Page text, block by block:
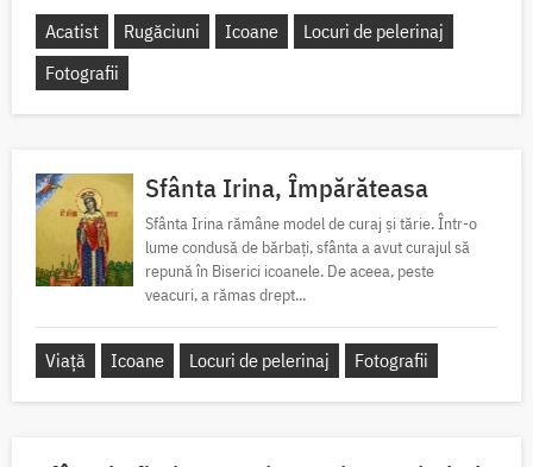
Acatist Rugăciuni Icoane
Locuri de pelerinaj
Fotografii
Sfânta Irina, Împărăteasa
Sfânta Irina rămâne model de curaj și tărie. Într-o
lume condusă de bărbați, sfânta a avut curajul să
repună în Biserici icoanele. De aceea, peste
veacuri, a rămas drept...
Viață Icoane Locuri de pelerinaj Fotografii